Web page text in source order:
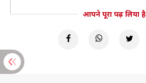
आपने पूरा पढ़ लिया है